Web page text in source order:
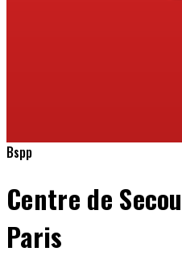
Bspp
Centre de
Paris